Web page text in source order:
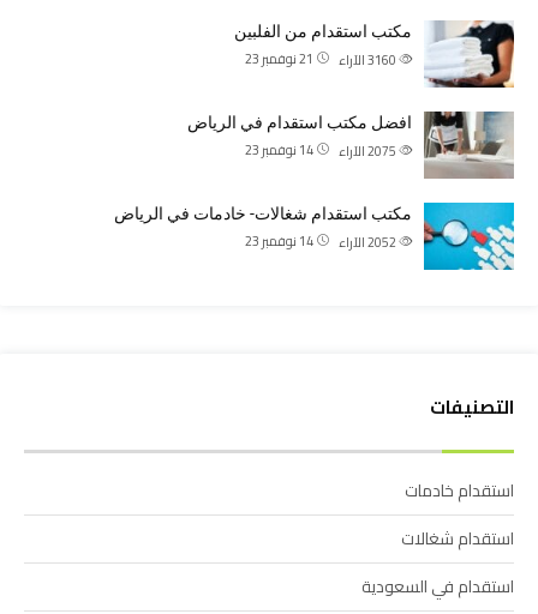
مكتب استقدام من الفلبين
21 نوفمبر 23 الآراء
افضل مكتب استقدام في الرياض
14 نوفمبر 23 الآراء
مكتب استقدام شغالات- خادمات في الرياض
14 نوفمبر 23 الآراء
التصنيفات
استقدام خادمات
استقدام شغالات
استقدام في السعودية